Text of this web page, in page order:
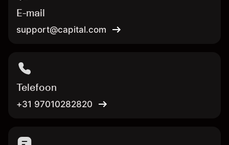
E-mail
support@capital.com
Telefoon
+31 97010282820